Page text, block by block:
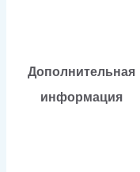
Дополнительная
информация